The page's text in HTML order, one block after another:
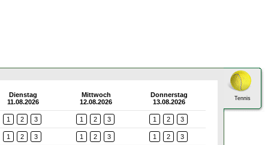
Dienstag
11.08.2026
Mittwoch
12.08.2026
Donnerstag
13.08.2026
1 2 3 1 2 3 1 2 3
1 2 3 1 2 3 1 2 3
Tennis